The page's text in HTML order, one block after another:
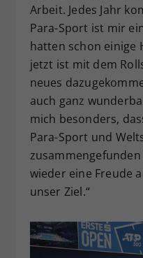
Arbeit. Jedes Jahr
Para-Sport ist mir
hatten schon einige
jetzt ist mit dem
neues
auch ganz
mich besonders,
Para-Sport und
wieder eine Freude
unser Ziel.“